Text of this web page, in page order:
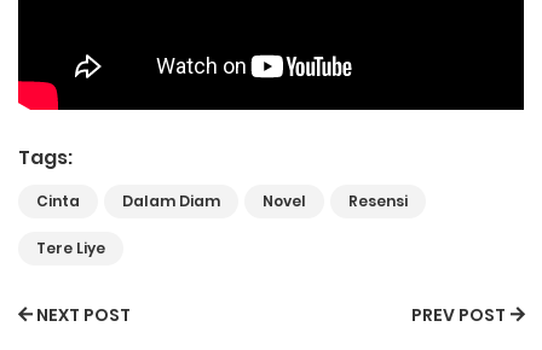
Tags:
Cinta Dalam Diam Novel Resensi
Tere Liye
NEXT POST PREV POST